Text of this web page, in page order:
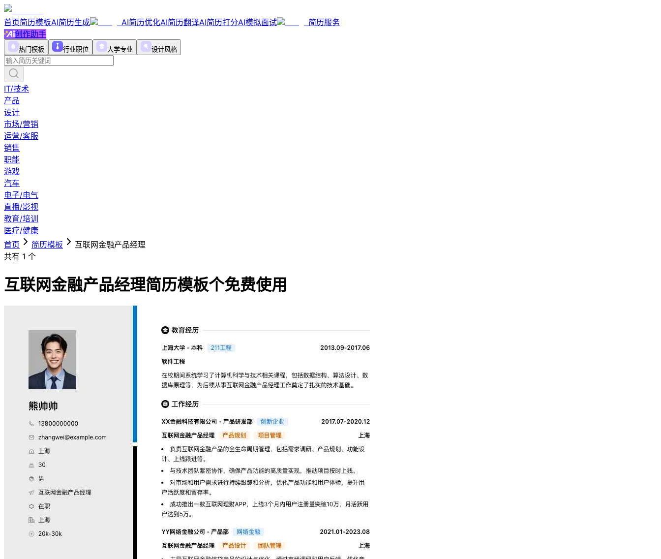
首页简历模板AI简历生成 AI简历优化AI简历翻译AI简历打分AI模拟面试
简历服务
创作助手
热门模板 行业职位 大学专业 设计风格
IT/技术
产品
设计
市场/营销
运营/客服
销售
职能
游戏
汽车
电子/电气
直播/影视
教育/培训
医疗/健康
首页
简历模板
互联网金融产品经理
共有 1 个
互联网金融产品经理简历模板个免费使用